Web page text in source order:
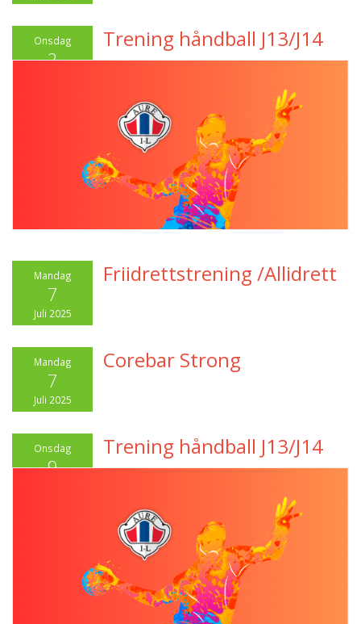
Onsdag
2
Trening håndball J13/J14
Mandag
7
Juli 2025
Friidrettstrening /Allidrett
Mandag
7
Juli 2025
Corebar Strong
Onsdag
9
Trening håndball J13/J14